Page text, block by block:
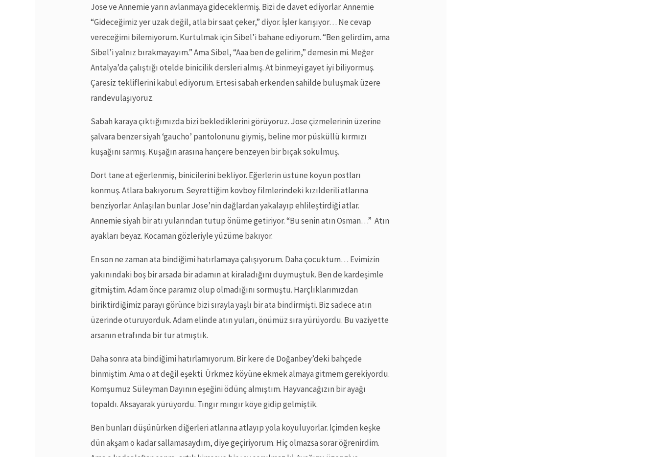
Jose ve Annemie yarın avlanmaya gideceklermiş. Bizi de davet ediyorlar. Annemie
“Gideceğimiz yer uzak değil, atla bir saat çeker,” diyor. İşler karışıyor… Ne cevap
vereceğimi bilemiyorum. Kurtulmak için Sibel’i bahane ediyorum. “Ben gelirdim, ama
Sibel’i yalnız bırakmayayım.” Ama Sibel, “Aaa ben de gelirim,” demesin mi. Meğer
Antalya’da çalıştığı otelde binicilik dersleri almış. At binmeyi gayet iyi biliyormuş.
Çaresiz tekliflerini kabul ediyorum. Ertesi sabah erkenden sahilde buluşmak üzere
randevulaşıyoruz.
Sabah karaya çıktığımızda bizi beklediklerini görüyoruz. Jose çizmelerinin üzerine
şalvara benzer siyah ‘gaucho’ pantolonunu giymiş, beline mor püsküllü kırmızı
kuşağını sarmış. Kuşağın arasına hançere benzeyen bir bıçak sokulmuş.
Dört tane at eğerlenmiş, binicilerini bekliyor. Eğerlerin üstüne koyun postları
konmuş. Atlara bakıyorum. Seyrettiğim kovboy filmlerindeki kızılderili atlarına
benziyorlar. Anlaşılan bunlar Jose’nin dağlardan yakalayıp ehlileştirdiği atlar.
Annemie siyah bir atı yularından tutup önüme getiriyor. “Bu senin atın Osman…” Atın
ayakları beyaz. Kocaman gözleriyle yüzüme bakıyor.
En son ne zaman ata bindiğimi hatırlamaya çalışıyorum. Daha çocuktum… Evimizin
yakınındaki boş bir arsada bir adamın at kiraladığını duymuştuk. Ben de kardeşimle
gitmiştim. Adam önce paramız olup olmadığını sormuştu. Harçlıklarımızdan
biriktirdiğimiz parayı görünce bizi sırayla yaşlı bir ata bindirmişti. Biz sadece atın
üzerinde oturuyorduk. Adam elinde atın yuları, önümüz sıra yürüyordu. Bu vaziyette
arsanın etrafında bir tur atmıştık.
Daha sonra ata bindiğimi hatırlamıyorum. Bir kere de Doğanbey’deki bahçede
binmiştim. Ama o at değil eşekti. Ürkmez köyüne ekmek almaya gitmem gerekiyordu.
Komşumuz Süleyman Dayının eşeğini ödünç almıştım. Hayvancağızın bir ayağı
topaldı. Aksayarak yürüyordu. Tıngır mıngır köye gidip gelmiştik.
Ben bunları düşünürken diğerleri atlarına atlayıp yola koyuluyorlar. İçimden keşke
dün akşam o kadar sallamasaydım, diye geçiriyorum. Hiç olmazsa sorar öğrenirdim.